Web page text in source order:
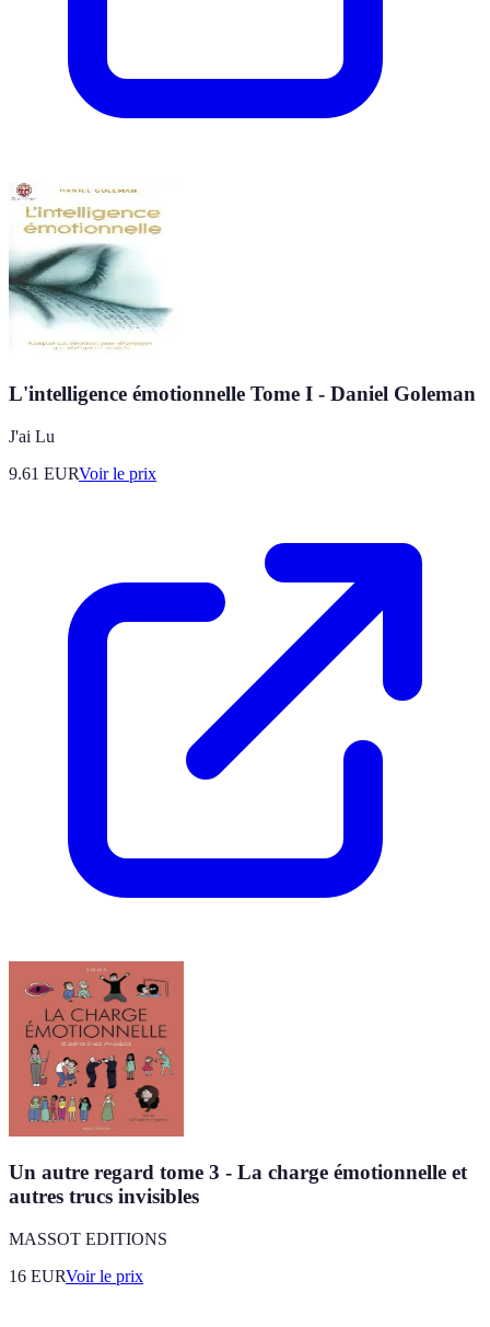
L'intelligence émotionnelle Tome I - Daniel Goleman
J'ai Lu
9.61 EURVoir le prix
Un autre regard tome 3 - La charge émotionnelle et
autres trucs invisibles
MASSOT EDITIONS
16 EURVoir le prix